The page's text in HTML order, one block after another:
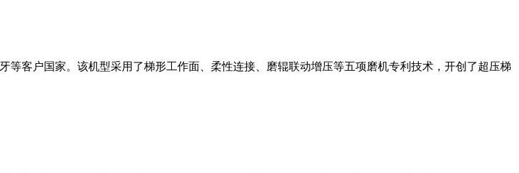
客户国家。该机型采用了梯形工作面、柔性连接、磨辊联动增压等五项磨机专利技术，开创了超压梯